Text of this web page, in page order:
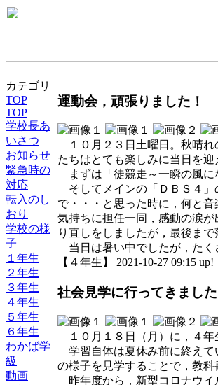
カテゴリ
TOP
TOP
学校長あ
いさつ
お知らせ
緊急時の
対応
転入のし
おり
学校の様
子
１年生
２年生
３年生
４年生
５年生
６年生
わかば学
級
動画
運動会，頑張りました！
１０月２３日土曜日。秋晴れ
たちはとても楽しみに当日を迎
まずは「徒競走～一瞬の風に
そしてメインの「ＤＢＳ４」
で・・・と思った時に，何と
気持ちに担任一同，感動の涙
り直しをしましたが，最後ま
当日は暑い中でしたが，たく
【４年生】 2021-10-27 09:15 up!
社会見学に行ってきました
１０月１８日（月）に，４年
学習自体は夏休み前に終えて
の様子を見学することで，教
昨年度から，新型コロナウイ